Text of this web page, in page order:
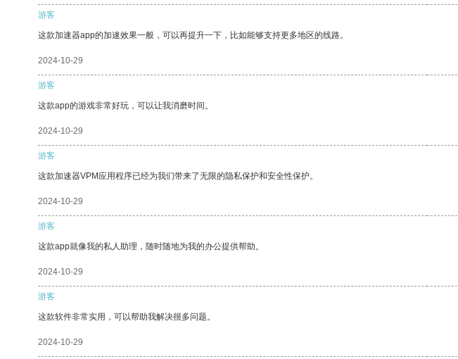
游客
这款加速器app的加速效果一般，可以再提升一下，比如能够支持更多地区的线路。
2024-10-29
游客
这款app的游戏非常好玩，可以让我消磨时间。
2024-10-29
游客
这款加速器VPM应用程序已经为我们带来了无限的隐私保护和安全性保护。
2024-10-29
游客
这款app就像我的私人助理，随时随地为我的办公提供帮助。
2024-10-29
游客
这款软件非常实用，可以帮助我解决很多问题。
2024-10-29